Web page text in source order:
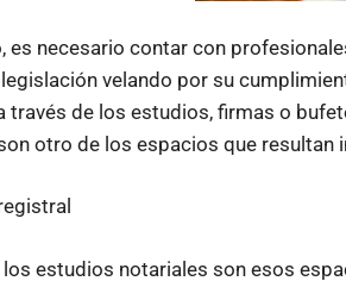
es necesario contar con
velando por su
través de los estudios, firmas o
otro de los espacios que resultan
los estudios notariales son esos